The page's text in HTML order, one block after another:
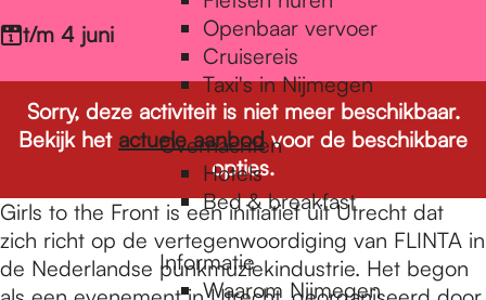
Openbaar vervoer
Cruisereis
Taxi's in Nijmegen
Overnachten
Hotels
Bed & breakfast
Informatie
Waarom Nijmegen
t/m 4 juni
Sorry, deze activiteit is niet meer beschikbaar.
Bekijk het actuele aanbodvoor de beschikbare
opties.
Girls to the Front is een initiatief uit Utrecht dat
zich richt op de vertegenwoordiging van FLINTA in
de Nederlandse punkmuziekindustrie. Het begon